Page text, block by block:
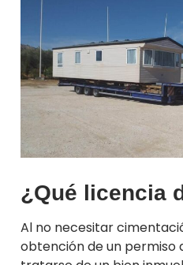
¿Qué licencia
Al no necesitar
obtención de un permiso